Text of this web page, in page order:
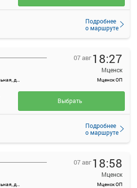
Подробнее
о маршруте
Орел, г. Орел, ул. Автовокзальная, д. 1
07 авг 18:27
Мценск
Мценск ОП
Подробнее
о маршруте
Выбрать
Орел, г. Орел, ул. Автовокзальная, д. 1
07 авг 18:58
Мценск
Мценск ОП